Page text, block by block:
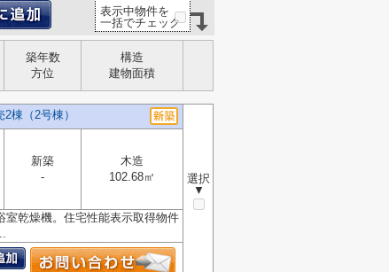
表示中物件を
一括でチェック
築年数
方位
構造
建物面積
（2号棟）
選択
▼
新築
-
木造
102.68㎡
室乾燥機。住宅性能表示取得物件